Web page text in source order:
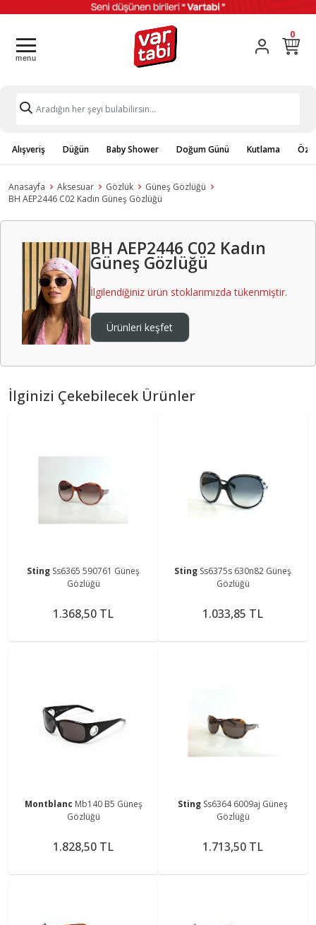
0
Alışveriş Düğün Baby Shower Doğum Günü Kutlama
Anasayfa Aksesuar Gözlük
Güneş Gözlüğü
BH AEP2446 C02 Kadın Güneş Gözlüğü
BH AEP2446 C02 Kadın
Güneş Gözlüğü
İlgilendiğiniz ürün stoklarımızda tükenmiştir.
Ürünleri keşfet
İlginizi Çekebilecek Ürünler
Sting Ss6365 590761 Güneş
Gözlüğü
1.368,50 TL
Sting Ss6375s 630n82 Güneş
Gözlüğü
1.033,85 TL
Montblanc Mb140 B5 Güneş
Gözlüğü
1.828,50 TL
Sting Ss6364 6009aj Güneş
Gözlüğü
1.713,50 TL